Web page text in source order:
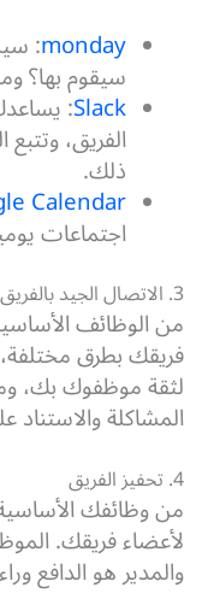
monday
:
سيقوم بها؟
Slack
:
الفريق،
ذلك.
Calendar
اجتماعات
3. الاتصال الجيد بالفريق
من الوظائف
فريقك بطرق
لثقة موظفوك بك،
المشاكلة
4. تحفيز الفريق
من وظائفك
لأعضاء فريقك.
والمدير هو الدافع